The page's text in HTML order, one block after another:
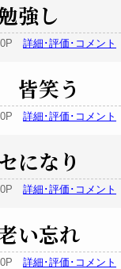
強し
詳細･評価･コメント
皆笑う
詳細･評価･コメント
になり
詳細･評価･コメント
い忘れ
詳細･評価･コメント